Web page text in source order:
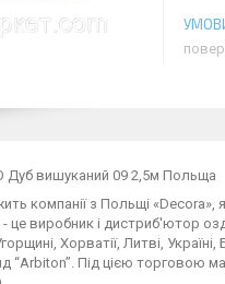
Дуб вишуканий 09 2,5м Польща
компанії з Польщі «Decora»,
це виробник і дистриб'ютор
Хорватії, Литві,
“Arbiton”. Під цією торговою